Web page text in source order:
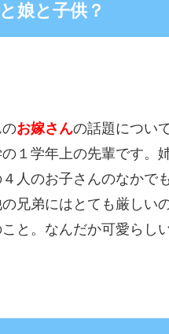
娘と子供？
お嫁さんの話題につい
１学年上の先輩です。
人のお子さんのなかで
兄弟にはとても厳しい
と。なんだか可愛らし